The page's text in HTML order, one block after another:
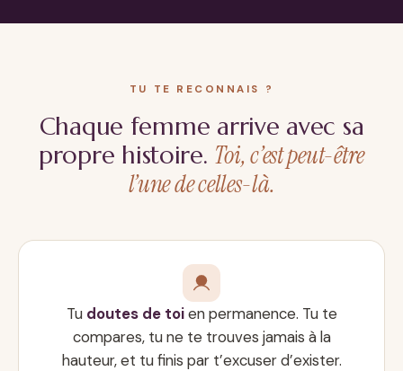
TU TE RECONNAIS ?
Chaque femme arrive avec sa
propre histoire. Toi, c’est peut-être
l’une de celles-là.
Tu doutes de toien permanence. Tu te
compares, tu ne te trouves jamais à la
hauteur, et tu finis par t’excuser d’exister.